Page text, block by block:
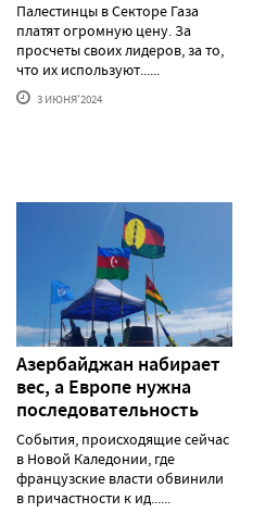
Палестинцы в Секторе Газа
платят огромную цену. За
просчеты своих лидеров, за то,
что их используют......
3 ИЮНЯ'2024
Азербайджан набирает
вес, а Европе нужна
последовательность
События, происходящие сейчас
в Новой Каледонии, где
французские власти обвинили
в причастности к ид......